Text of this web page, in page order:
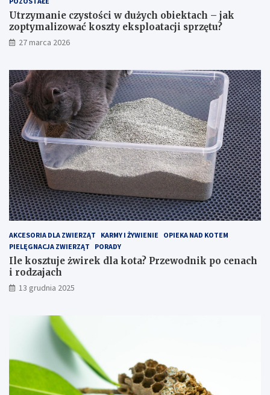
u
ż
y
c
h
b
i
e
k
t
a
c
h
–
j
a
k
z
o
p
t
y
m
a
l
ć
o
o
t
a
?
P
z
e
w
o
d
n
i
k
p
o
c
e
n
a
c
h
i
r
o
d
h
Utrzymanie czystości w dużych obiektach – jak
zoptymalizować koszty eksploatacji sprzętu?
27 marca 2026
AKCESORIA DLA ZWIERZĄT KARMY I ŻYWIENIE
OPIEKA NAD KOTEM
PIELĘGNACJA ZWIERZĄT
PORADY
Ile kosztuje żwirek dla kota? Przewodnik po cenach
i rodzajach
13 grudnia 2025